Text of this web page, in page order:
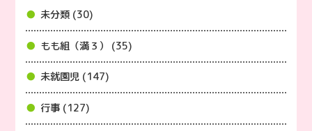
未分類 (30)
もも組（満３） (35)
未就園児 (147)
行事 (127)